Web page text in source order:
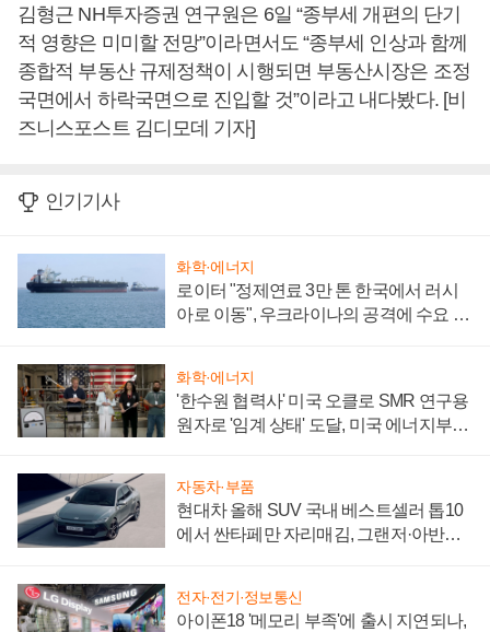
김형근 NH투자증권 연구원은 6일 “종부세 개편의 단기
적 영향은 미미할 전망”이라면서도 “종부세 인상과 함께
종합적 부동산 규제정책이 시행되면 부동산시장은 조정
국면에서 하락국면으로 진입할 것”이라고 내다봤다. [비
즈니스포스트 김디모데 기자]
인기기사
화학·에너지
로이터 "정제연료 3만 톤 한국에서 러시
아로 이동", 우크라이나의 공격에 수요 늘
화학·에너지
'한수원 협력사' 미국 오클로 SMR 연구용
원자로 '임계 상태' 도달, 미국 에너지부
자동차·부품
현대차 올해 SUV 국내 베스트셀러 톱10
에서 싼타페만 자리매김, 그랜저·아반떼
전자·전기·정보통신
아이폰18 '메모리 부족'에 출시 지연되나,